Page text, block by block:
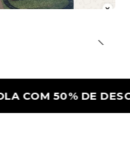
50% DE DESCONTO